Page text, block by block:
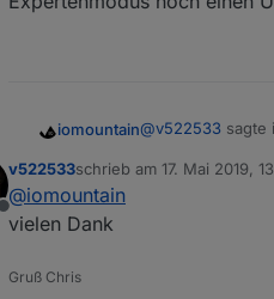
iomountain@v522533 sagte
Offline
v522533schrieb am 17. Mai 2019,
zuletzt editiert von
@iomountain
vielen Dank
Gruß Chris